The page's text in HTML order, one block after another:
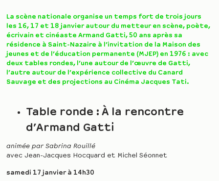
La scène nationale organise un temps fort de trois jours
les 16, 17 et 18 janvier autour du metteur en scène, poète,
écrivain et cinéaste Armand Gatti, 50 ans après sa
résidence à Saint-Nazaire à l’invitation de la Maison des
jeunes et de l’éducation permanente (MJEP) en 1976 : avec
deux tables rondes, l’une autour de l’œuvre de Gatti,
l’autre autour de l’expérience collective du Canard
Sauvage et des projections au Cinéma Jacques Tati.
Table ronde : À la rencontre
d’Armand Gatti
animée par Sabrina Rouillé
avec Jean-Jacques Hocquard et Michel Séonnet
samedi 17 janvier à 14h30